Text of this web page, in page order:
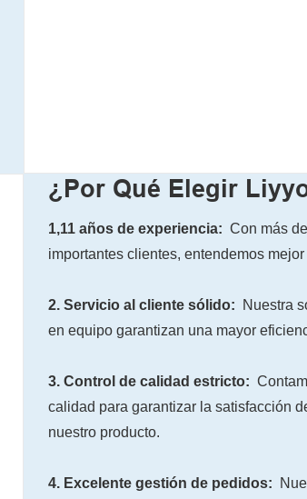
¿Por Qué Elegir
1,11 años de experiencia: Con más
importantes clientes, entendemos
2. Servicio al cliente sólido:
Nuestra
en equipo garantizan una mayor
3. Control de calidad estricto:
calidad para garantizar la satisfacción
nuestro producto.
4. Excelente gestión de pedidos: